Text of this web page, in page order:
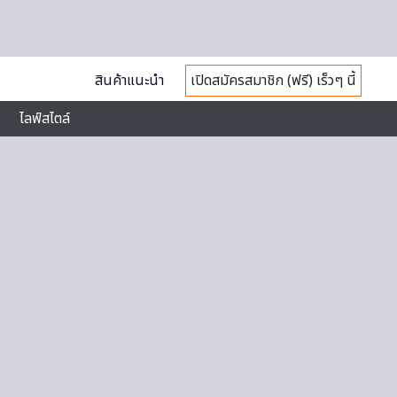
สินค้าแนะนำ
เปิดสมัครสมาชิก (ฟรี) เร็วๆ นี้
ไลฟ์สไตล์